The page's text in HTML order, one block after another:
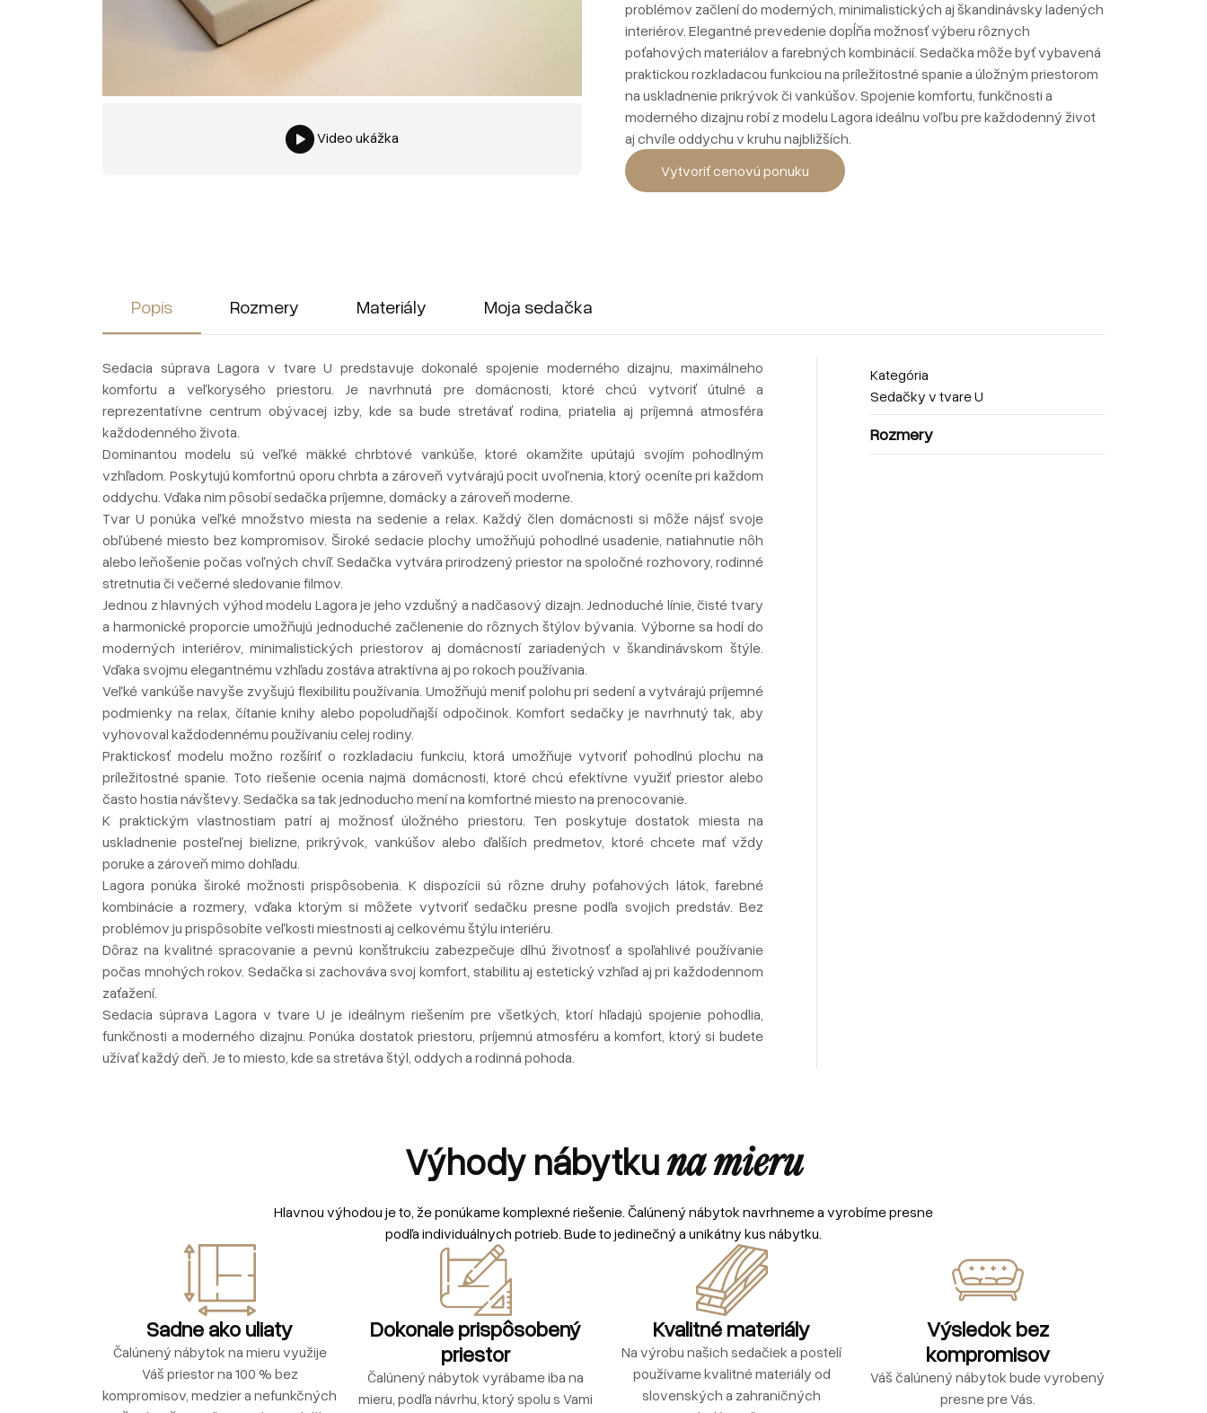
Video ukážka
problémov začlení do moderných, minimalistických aj škandinávsky ladených
interiérov. Elegantné prevedenie dopĺňa možnosť výberu rôznych
poťahových materiálov a farebných kombinácií. Sedačka môže byť vybavená
praktickou rozkladacou funkciou na príležitostné spanie a úložným priestorom
na uskladnenie prikrývok či vankúšov. Spojenie komfortu, funkčnosti a
moderného dizajnu robí z modelu Lagora ideálnu voľbu pre každodenný život
aj chvíle oddychu v kruhu najbližších.
Vytvoriť cenovú ponuku
Popis Rozmery Materiály Moja sedačka
Sedacia súprava Lagora v tvare U predstavuje dokonalé spojenie moderného dizajnu, maximálneho
komfortu a veľkorysého priestoru. Je navrhnutá pre domácnosti, ktoré chcú vytvoriť útulné a
reprezentatívne centrum obývacej izby, kde sa bude stretávať rodina, priatelia aj príjemná atmosféra
každodenného života.
Dominantou modelu sú veľké mäkké chrbtové vankúše, ktoré okamžite upútajú svojím pohodlným
vzhľadom. Poskytujú komfortnú oporu chrbta a zároveň vytvárajú pocit uvoľnenia, ktorý oceníte pri každom
oddychu. Vďaka nim pôsobí sedačka príjemne, domácky a zároveň moderne.
Tvar U ponúka veľké množstvo miesta na sedenie a relax. Každý člen domácnosti si môže nájsť svoje
obľúbené miesto bez kompromisov. Široké sedacie plochy umožňujú pohodlné usadenie, natiahnutie nôh
alebo leňošenie počas voľných chvíľ. Sedačka vytvára prirodzený priestor na spoločné rozhovory, rodinné
stretnutia či večerné sledovanie filmov.
Jednou z hlavných výhod modelu Lagora je jeho vzdušný a nadčasový dizajn. Jednoduché línie, čisté tvary
a harmonické proporcie umožňujú jednoduché začlenenie do rôznych štýlov bývania. Výborne sa hodí do
moderných interiérov, minimalistických priestorov aj domácností zariadených v škandinávskom štýle.
Vďaka svojmu elegantnému vzhľadu zostáva atraktívna aj po rokoch používania.
Veľké vankúše navyše zvyšujú flexibilitu používania. Umožňujú meniť polohu pri sedení a vytvárajú príjemné
podmienky na relax, čítanie knihy alebo popoludňajší odpočinok. Komfort sedačky je navrhnutý tak, aby
vyhovoval každodennému používaniu celej rodiny.
Praktickosť modelu možno rozšíriť o rozkladaciu funkciu, ktorá umožňuje vytvoriť pohodlnú plochu na
príležitostné spanie. Toto riešenie ocenia najmä domácnosti, ktoré chcú efektívne využiť priestor alebo
často hostia návštevy. Sedačka sa tak jednoducho mení na komfortné miesto na prenocovanie.
K praktickým vlastnostiam patrí aj možnosť úložného priestoru. Ten poskytuje dostatok miesta na
uskladnenie posteľnej bielizne, prikrývok, vankúšov alebo ďalších predmetov, ktoré chcete mať vždy
poruke a zároveň mimo dohľadu.
Lagora ponúka široké možnosti prispôsobenia. K dispozícii sú rôzne druhy poťahových látok, farebné
kombinácie a rozmery, vďaka ktorým si môžete vytvoriť sedačku presne podľa svojich predstáv. Bez
problémov ju prispôsobíte veľkosti miestnosti aj celkovému štýlu interiéru.
Dôraz na kvalitné spracovanie a pevnú konštrukciu zabezpečuje dlhú životnosť a spoľahlivé používanie
počas mnohých rokov. Sedačka si zachováva svoj komfort, stabilitu aj estetický vzhľad aj pri každodennom
zaťažení.
Sedacia súprava Lagora v tvare U je ideálnym riešením pre všetkých, ktorí hľadajú spojenie pohodlia,
funkčnosti a moderného dizajnu. Ponúka dostatok priestoru, príjemnú atmosféru a komfort, ktorý si budete
užívať každý deň. Je to miesto, kde sa stretáva štýl, oddych a rodinná pohoda.
Kategória
Sedačky v tvare U
Rozmery
Výhody nábytkuna mieru
Hlavnou výhodou je to, že ponúkame komplexné riešenie. Čalúnený nábytok navrhneme a vyrobíme presne
podľa individuálnych potrieb. Bude to jedinečný a unikátny kus nábytku.
Sadne ako uliaty
Čalúnený nábytok na mieru využije
Váš priestor na 100 % bez
kompromisov, medzier a nefunkčných
Dokonale prispôsobený
priestor
Čalúnený nábytok vyrábame iba na
mieru, podľa návrhu, ktorý spolu s Vami
Kvalitné materiály
Na výrobu našich sedačiek a postelí
používame kvalitné materiály od
slovenských a zahraničných
Výsledok bez
kompromisov
Váš čalúnený nábytok bude vyrobený
presne pre Vás.